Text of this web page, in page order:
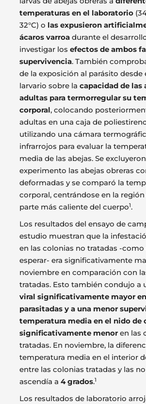
temperaturas en el laboratorio
32°C) o las expusieron
ácaros varroa durante el
investigar los efectos de ambos
supervivencia. También
de la exposición al parásito desde
larvario sobre la capacidad de las
adultas para termorregular su
corporal, colocando
adultas en una caja de
utilizando una cámara
infrarrojos para evaluar la
media de las abejas. Se
experimento las abejas obreras
deformadas y se comparó la
corporal, centrándose en la región
parte más caliente del cuerpo1.
Los resultados del ensayo de
estudio muestran que la
en las colonias no tratadas -como
esperar- era significativamente
noviembre en comparación con
tratadas. Esto también condujo a
viral significativamente mayor
parasitadas y a una menor
temperatura media en el nido de
significativamente menor en las
tratadas. En noviembre, la
temperatura media en el interior
entre las colonias tratadas y las
ascendía a 4 grados.1
Los resultados de laboratorio